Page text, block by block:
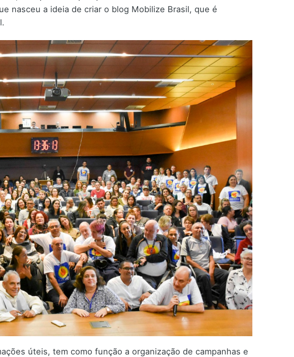
nasceu a ideia de criar o blog Mobilize Brasil, que é
úteis, tem como função a organização de campanhas e